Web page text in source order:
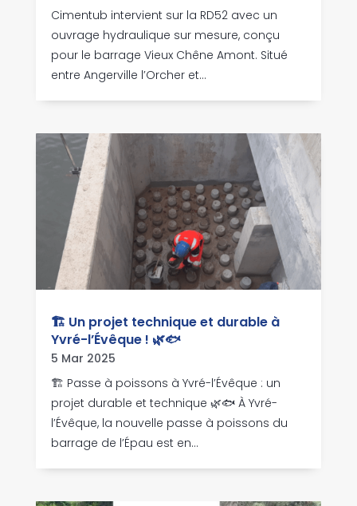
Cimentub intervient sur la RD52 avec un
ouvrage hydraulique sur mesure, conçu
pour le barrage Vieux Chêne Amont. Situé
entre Angerville l’Orcher et...
🏗 Un projet technique et durable à
Yvré-l’Évêque ! 🌿🐟
5 Mar 2025
🏗 Passe à poissons à Yvré-l’Évêque : un
projet durable et technique 🌿🐟 À Yvré-
l’Évêque, la nouvelle passe à poissons du
barrage de l’Épau est en...